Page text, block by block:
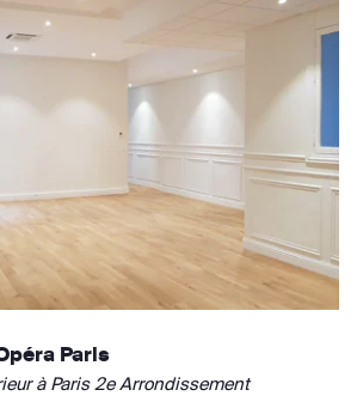
Paris
à Paris 2e Arrondissement